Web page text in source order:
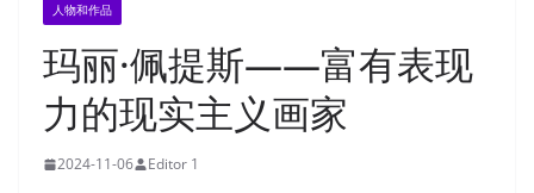
人物和作品
玛丽·佩提斯——富有表现
力的现实主义画家
2024-11-06 Editor 1